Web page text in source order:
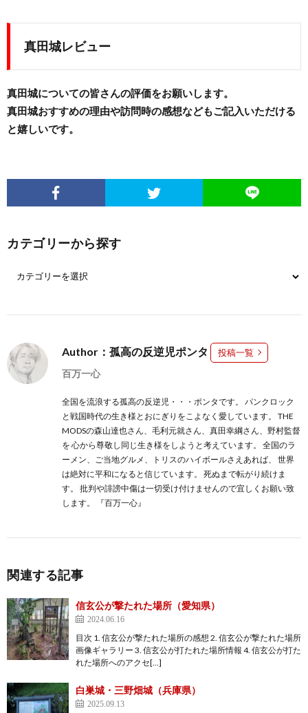
真田城レビュー
真田城についての皆さんの評価をお願いします。
真田城おすすめの理由や訪問時の感想などもご記入いただける
と嬉しいです。
カテゴリーから探す
Author：孤高の反逆児ポンタ 投稿一覧
百万一心
全国を流浪する孤高の反逆児・・・ポンタです。 パンクロック
と戦国時代の生き様とおにぎりをこよなく愛しています。 THE
MODSの森山達也さん、毛利元就さん、真田幸綱さん、野村監督
を 心から尊敬し同じ生き様をしようと考えています。 全国のラ
ーメン、ご当地グルメ、トリスのハイボールさえあれば、 世界
は絶対に平和になると信じています。 死ぬまで転がり続けま
す。 批判や誹謗中傷は一切受け付けませんので宜しくお願い致
します。 『百万一心』
関連する記事
信玄公が撃たれた場所（愛知県）
2024.06.16
目次 1. 信玄公が撃たれた場所の感想 2. 信玄公が撃たれた場所
画像ギャラリー 3. 信玄公が打たれた場所情報 4. 信玄公が打た
れた場所へのアクセ[…]
白巣城・三野畑城（兵庫県）
2025.09.13